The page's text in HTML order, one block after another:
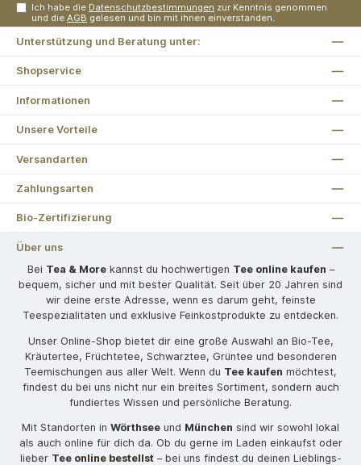
Ich habe die Datenschutzbestimmungen zur Kenntnis genommen
und dieAGB gelesen und bin mit ihnen einverstanden.
Unterstützung und Beratung unter:
Shopservice
Informationen
Unsere Vorteile
Versandarten
Zahlungsarten
Bio-Zertifizierung
Über uns
Bei Tea & Morekannst du hochwertigen Tee online kaufen –
bequem, sicher und mit bester Qualität. Seit über 20 Jahren sind
wir deine erste Adresse, wenn es darum geht, feinste
Teespezialitäten und exklusive Feinkostprodukte zu entdecken.
Unser Online-Shop bietet dir eine große Auswahl an Bio-Tee,
Kräutertee, Früchtetee, Schwarztee, Grüntee und besonderen
Teemischungen aus aller Welt. Wenn du Tee kaufen möchtest,
findest du bei uns nicht nur ein breites Sortiment, sondern auch
fundiertes Wissen und persönliche Beratung.
Mit Standorten in Wörthsee und München sind wir sowohl lokal
als auch online für dich da. Ob du gerne im Laden einkaufst oder
lieber Tee online bestellst– bei uns findest du deinen Lieblings-